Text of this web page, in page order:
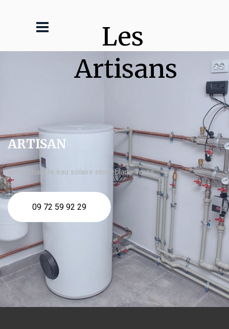
Les
Artisans
ARTISAN
devis Chauffe eau solaire elm leblanc Tours
09 72 59 92 29